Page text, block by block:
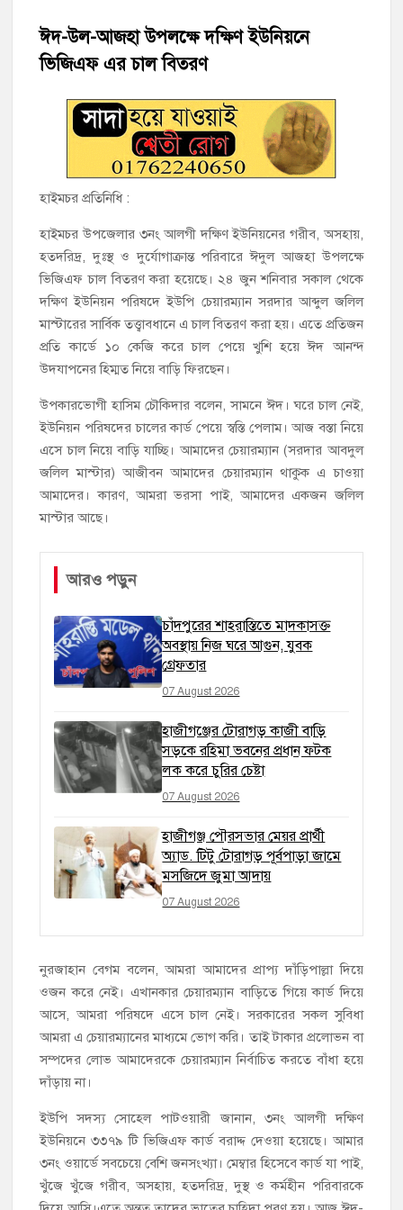
অভিভাবক সমাবেশ
হাজীগঞ্জে অস্বাস্থ্যকর পরিবেশে খাবার প্রস্তুত: ২ হোটেলকে ৪৫ হাজার
হাজীগঞ্জে ৬ বছরের শিশুকে ধর্ষণের অভিযোগে কেয়ারটেকার আটক
হাজীগঞ্জের রাজারগাঁও উবিতে জুলাই গণঅভ্যুত্থান দিবস পালন
গণঅভ্যুত্থান দিবস’ পালিত
‘জনগণের ভোটে নির্বাচিত হয়ে ফরিদগঞ্জের উন্নয়নে কাজ করছি’ :
আলহাজ্ব এমএ হান্নান এমপি
নৌ পুলিশ ফাঁড়ির নাকের ডগায় কারেন্ট জালের দাপট, মতলবে প্রকাশ্যে
নিষিদ্ধ জাল মেরামত ও মাছ শিকার
ঈদ-উল-আজহা উপলক্ষে দক্ষিণ ইউনিয়নে
ভিজিএফ এর চাল বিতরণ
হাইমচর প্রতিনিধি :
হাইমচর উপজেলার ৩নং আলগী দক্ষিণ ইউনিয়নের গরীব, অসহায়,
হতদরিদ্র, দুঃস্থ ও দুর্যোগাক্রান্ত পরিবারে ঈদুল আজহা উপলক্ষে
ভিজিএফ চাল বিতরণ করা হয়েছে। ২৪ জুন শনিবার সকাল থেকে
দক্ষিণ ইউনিয়ন পরিষদে ইউপি চেয়ারম্যান সরদার আব্দুল জলিল
মাস্টারের সার্বিক তত্ত্বাবধানে এ চাল বিতরণ করা হয়। এতে প্রতিজন
প্রতি কার্ডে ১০ কেজি করে চাল পেয়ে খুশি হয়ে ঈদ আনন্দ
উদযাপনের হিম্মত নিয়ে বাড়ি ফিরছেন।
উপকারভোগী হাসিম চৌকিদার বলেন, সামনে ঈদ। ঘরে চাল নেই,
ইউনিয়ন পরিষদের চালের কার্ড পেয়ে স্বস্তি পেলাম। আজ বস্তা নিয়ে
এসে চাল নিয়ে বাড়ি যাচ্ছি। আমাদের চেয়ারম্যান (সরদার আবদুল
জলিল মাস্টার) আজীবন আমাদের চেয়ারম্যান থাকুক এ চাওয়া
আমাদের। কারণ, আমরা ভরসা পাই, আমাদের একজন জলিল
মাস্টার আছে।
আরও পড়ুন
চাঁদপুরের শাহরাস্তিতে মাদকাসক্ত
অবস্থায় নিজ ঘরে আগুন, যুবক
গ্রেফতার
07 August 2026
হাজীগঞ্জের টোরাগড় কাজী বাড়ি
সড়কে রহিমা ভবনের প্রধান ফটক
লক করে চুরির চেষ্টা
07 August 2026
হাজীগঞ্জ পৌরসভার মেয়র প্রার্থী
অ্যাড. টিটু টোরাগড় পূর্বপাড়া জামে
মসজিদে জুমা আদায়
07 August 2026
নুরজাহান বেগম বলেন, আমরা আমাদের প্রাপ্য দাঁড়িপাল্লা দিয়ে
ওজন করে নেই। এখানকার চেয়ারম্যান বাড়িতে গিয়ে কার্ড দিয়ে
আসে, আমরা পরিষদে এসে চাল নেই। সরকারের সকল সুবিধা
আমরা এ চেয়ারম্যানের মাধ্যমে ভোগ করি। তাই টাকার প্রলোভন বা
সম্পদের লোভ আমাদেরকে চেয়ারম্যান নির্বাচিত করতে বাঁধা হয়ে
দাঁড়ায় না।
ইউপি সদস্য সোহেল পাটওয়ারী জানান, ৩নং আলগী দক্ষিণ
ইউনিয়নে ৩৩৭৯ টি ভিজিএফ কার্ড বরাদ্দ দেওয়া হয়েছে। আমার
৩নং ওয়ার্ডে সবচেয়ে বেশি জনসংখ্যা। মেম্বার হিসেবে কার্ড যা পাই,
খুঁজে খুঁজে গরীব, অসহায়, হতদরিদ্র, দুস্থ ও কর্মহীন পরিবারকে